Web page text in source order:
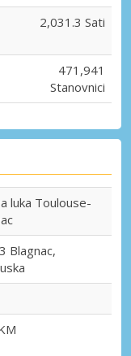
2,031.3 Sati
471,941
Stanovnici
luka Toulouse-
Blagnac,